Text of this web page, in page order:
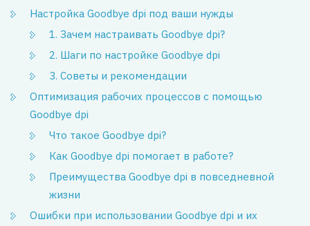
Настройка Goodbye dpi под ваши нужды
1. Зачем настраивать Goodbye dpi?
2. Шаги по настройке Goodbye dpi
3. Советы и рекомендации
Оптимизация рабочих процессов с помощью
Goodbye dpi
Что такое Goodbye dpi?
Как Goodbye dpi помогает в работе?
Преимущества Goodbye dpi в повседневной
жизни
Ошибки при использовании Goodbye dpi и их